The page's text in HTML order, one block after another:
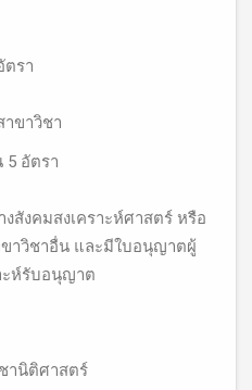
รา
ขาวิชา
5 อัตรา
งคมสงเคราะห์ศาสตร์ หรือ
วิชาอื่น และมีใบอนุญาตผู้
ะห์รับอนุญาต
นิติศาสตร์